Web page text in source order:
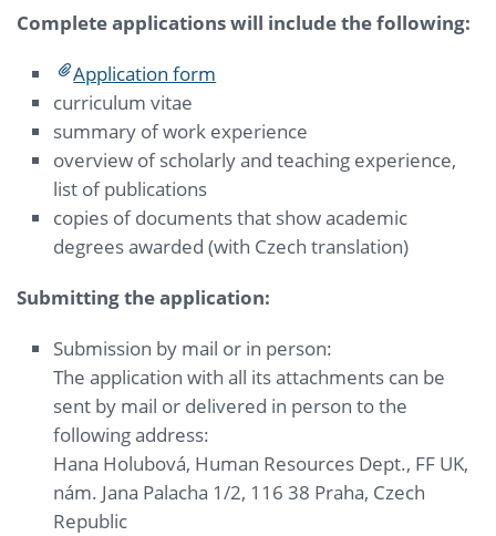
Complete applications will include the following:
Application form
curriculum vitae
summary of work experience
overview of scholarly and teaching experience,
list of publications
copies of documents that show academic
degrees awarded (with Czech translation)
Submitting the application:
Submission by mail or in person:
The application with all its attachments can be
sent by mail or delivered in person to the
following address:
Hana Holubová, Human Resources Dept., FF UK,
nám. Jana Palacha 1/2, 116 38 Praha, Czech
Republic